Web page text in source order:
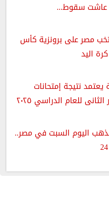
عاشت سقوط...
مصر على برونزية كأس
اليد
نتيجة إمتحانات
الإعدادية بالدور الثانى للعام الدراسي ٢٠٢٥
اليوم السبت في مصر..